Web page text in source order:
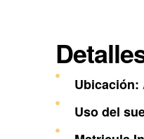
Ubicación:
Uso del